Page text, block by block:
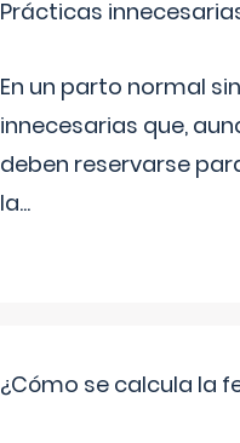
Prácticas
En un parto normal
innecesarias que,
deben reservarse
la...
¿Cómo se calcula la